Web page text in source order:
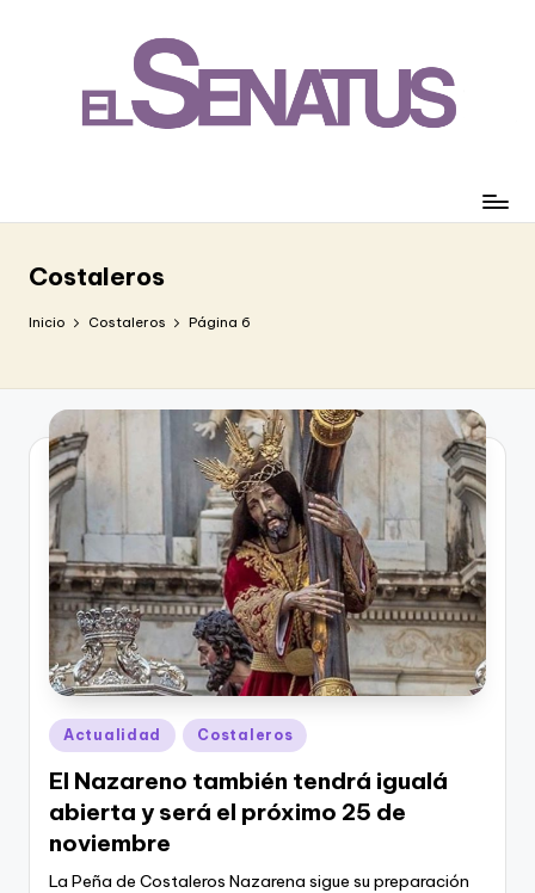
Costaleros
Inicio Costaleros Página 6
Publicado
en
Actualidad Costaleros
El Nazareno también tendrá igualá
abierta y será el próximo 25 de
noviembre
La Peña de Costaleros Nazarena sigue su preparación